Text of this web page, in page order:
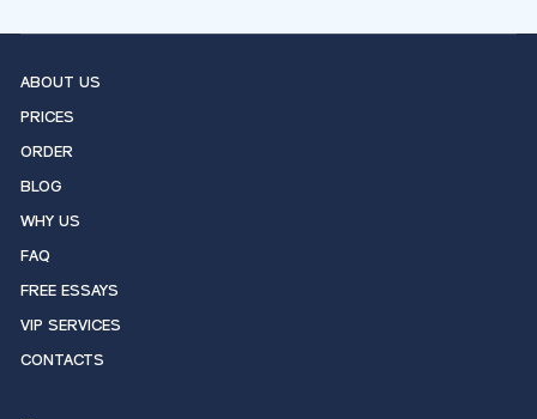
ABOUT US
PRICES
ORDER
BLOG
WHY US
FAQ
FREE ESSAYS
VIP SERVICES
CONTACTS